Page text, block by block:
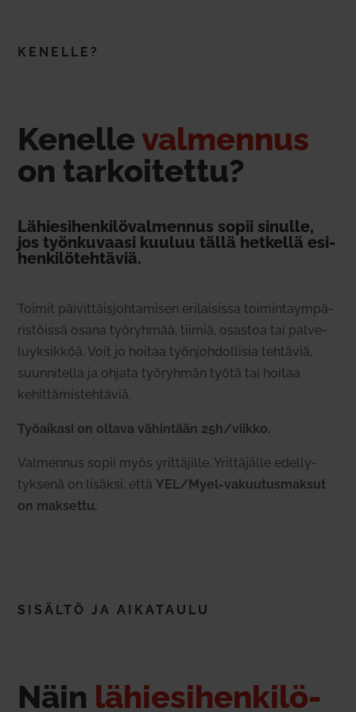
KENELLE?
Kenelleval­mennus
on tar­koi­tettu?
Lähie­si­hen­ki­lö­val­mennus sopii sinulle,
jos työn­ku­vaasi kuuluu tällä het­kellä esi­
hen­ki­lö­teh­täviä.
Toimit päi­vit­täis­joh­ta­misen eri­lai­sissa toi­min­taym­pä­
ris­töissä osana työ­ryhmää, tiimiä, osastoa tai pal­ve­
lu­yk­sikköä. Voit jo hoitaa työn­joh­dol­lisia teh­täviä,
suun­ni­tella ja ohjata työ­ryhmän työtä tai hoitaa
kehit­tä­mis­teh­täviä.
Työ­aikasi on oltava vähintään 25h/viikko.
Val­mennus sopii myös yrit­tä­jille. Yrit­tä­jälle edel­ly­
tyksenä on lisäksi, ettäYEL/Myel-vakuu­tus­maksut
on mak­settu.
SISÄLTÖ JA AIKA­TAULU
Näin lähie­si­hen­ki­lö­